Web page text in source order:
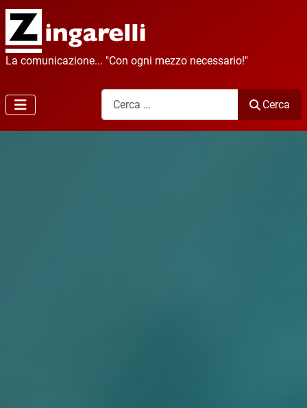
La comunicazione... "Con ogni mezzo necessario!"
Cerca
Cerca